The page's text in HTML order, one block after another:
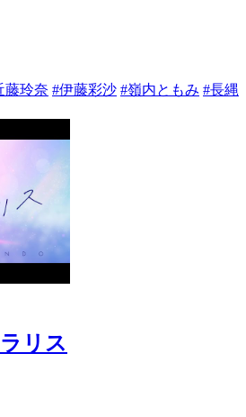
藤玲奈 #伊藤彩沙 #嶺内ともみ #長縄
リス